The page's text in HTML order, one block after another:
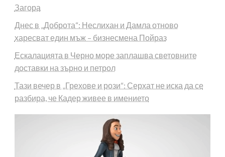
Загора
Днес в „Доброта“: Неслихан и Дамла отново
харесват един мъж – бизнесмена Пойраз
Ескалацията в Черно море заплашва световните
доставки на зърно и петрол
Тази вечер в „Грехове и рози“: Серхат не иска да се
разбира, че Кадер живее в имението